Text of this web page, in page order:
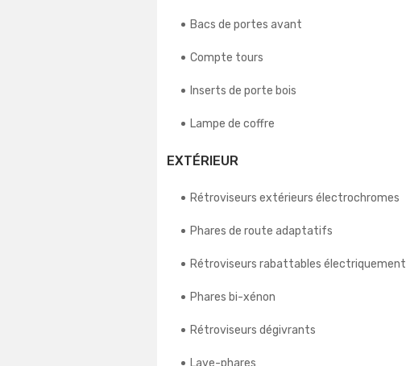
Bacs de portes avant
Compte tours
Inserts de porte bois
Lampe de coffre
EXTÉRIEUR
Rétroviseurs extérieurs électrochromes
Phares de route adaptatifs
Rétroviseurs rabattables électriquement
Phares bi-xénon
Rétroviseurs dégivrants
Lave-phares